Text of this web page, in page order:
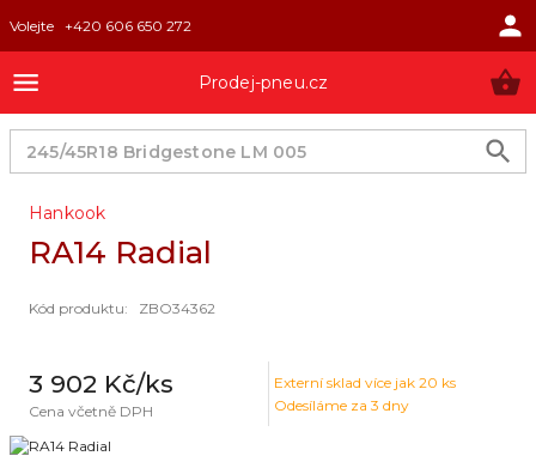
Volejte +420 606 650 272
Prodej-pneu.cz
Hankook
RA14 Radial
Kód produktu: ZBO34362
3 902 Kč/ks
Cena včetně DPH
Externí sklad více jak 20 ks
Odesíláme za 3 dny